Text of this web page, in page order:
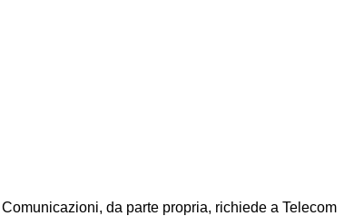
da parte propria, richiede a Telecom